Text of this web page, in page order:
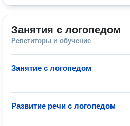
Занятия с логопедом
Репетиторы и обучение
Занятие с логопедом
Развитие речи с логопедом